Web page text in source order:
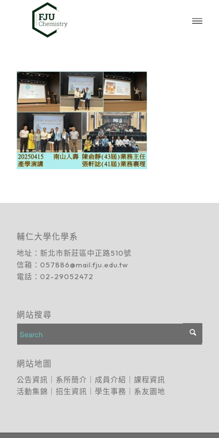
輔仁大學化學系
地址： 新北市新莊區中正路510號
信箱： 057886@mail.fju.edu.tw
電話： 02-29052472
網站搜尋
網站地圖
公告資訊 系所簡介 成員介紹
課程資訊
活動集錦
招生資訊 學生事務 系友園地